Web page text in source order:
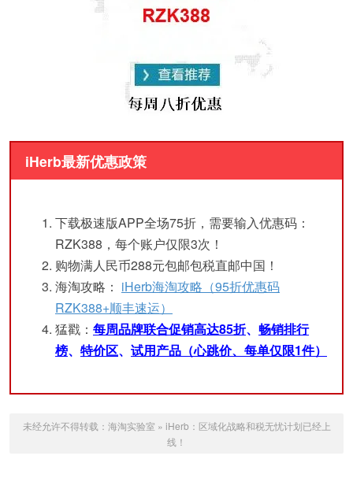
iHerb最新优惠政策
下载极速版APP全场75折，需要输入优惠码：
RZK388，每个账户仅限3次！
购物满人民币288元包邮包税直邮中国！
海淘攻略： iHerb海淘攻略（95折优惠码
RZK388+顺丰速运）
猛戳： 每周品牌联合促销高达85折、 畅销排行
榜、 特价区、 试用产品（心跳价、每单仅限1件）
未经允许不得转载： 海淘实验室 » iHerb：区域化战略和税无忧计划已经上
线！